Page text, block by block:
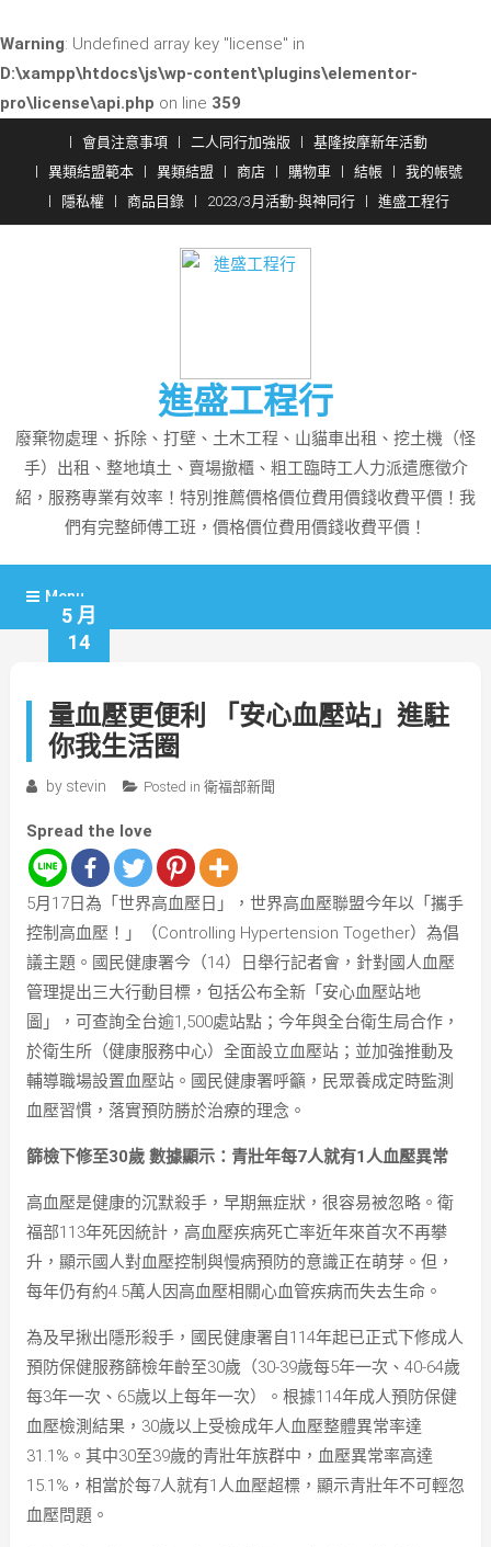
Warning: Undefined array key "license" in
D:\xampp\htdocs\js\wp-content\plugins\elementor-
pro\license\api.php on line 359
content
會員注意事項 二人同行加強版
基隆按摩新年活動
異類結盟範本
異類結盟 商店 購物車 結帳
我的帳號
隱私權
商品目錄 2023/3月活動-與神同行 進盛工程行
進盛工程行
廢棄物處理、拆除、打壁、土木工程、山貓車出租、挖土機（怪
手）出租、整地填土、賣場撤櫃、粗工臨時工人力派遣應徵介
紹，服務專業有效率！特別推薦價格價位費用價錢收費平價！我
們有完整師傅工班，價格價位費用價錢收費平價！
Menu
5 月
14
量血壓更便利 「安心血壓站」進駐
你我生活圈
by stevin Posted in 衛福部新聞
Spread the love
5月17日為「世界高血壓日」，世界高血壓聯盟今年以「攜手
控制高血壓！」（Controlling Hypertension Together）為倡
議主題。國民健康署今（14）日舉行記者會，針對國人血壓
管理提出三大行動目標，包括公布全新「安心血壓站地
圖」，可查詢全台逾1,500處站點；今年與全台衛生局合作，
於衛生所（健康服務中心）全面設立血壓站；並加強推動及
輔導職場設置血壓站。國民健康署呼籲，民眾養成定時監測
血壓習慣，落實預防勝於治療的理念。
篩檢下修至30歲 數據顯示：青壯年每7人就有1人血壓異常
高血壓是健康的沉默殺手，早期無症狀，很容易被忽略。衛
福部113年死因統計，高血壓疾病死亡率近年來首次不再攀
升，顯示國人對血壓控制與慢病預防的意識正在萌芽。但，
每年仍有約4.5萬人因高血壓相關心血管疾病而失去生命。
為及早揪出隱形殺手，國民健康署自114年起已正式下修成人
預防保健服務篩檢年齡至30歲（30-39歲每5年一次、40-64歲
每3年一次、65歲以上每年一次）。根據114年成人預防保健
血壓檢測結果，30歲以上受檢成年人血壓整體異常率達
31.1%。其中30至39歲的青壯年族群中，血壓異常率高達
15.1%，相當於每7人就有1人血壓超標，顯示青壯年不可輕忽
血壓問題。